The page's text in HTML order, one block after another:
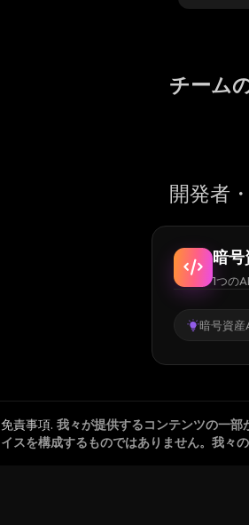
相場:
チーム
開発者
暗号
1つの
暗号資産
免責事項. 我々が提供するコンテンツの一
イスを構成するものではありません。我々